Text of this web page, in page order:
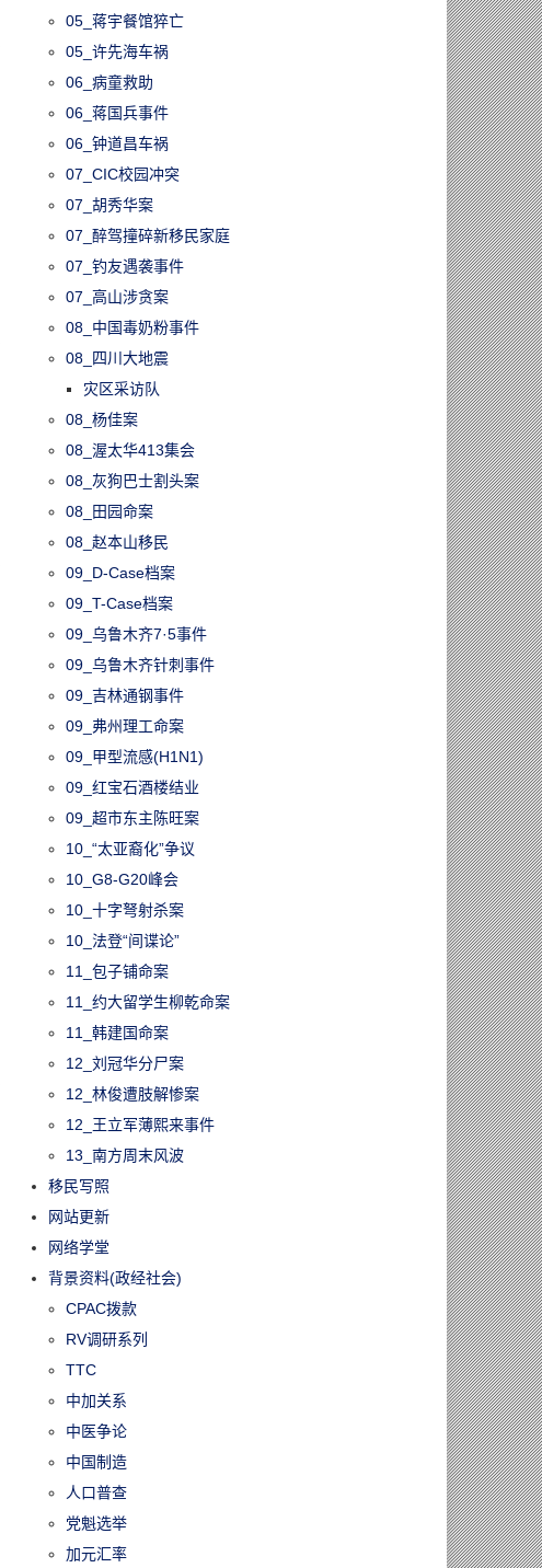
05_蒋宇餐馆猝亡
05_许先海车祸
06_病童救助
06_蒋国兵事件
06_钟道昌车祸
07_CIC校园冲突
07_胡秀华案
07_醉驾撞碎新移民家庭
07_钓友遇袭事件
07_高山涉贪案
08_中国毒奶粉事件
08_四川大地震
灾区采访队
08_杨佳案
08_渥太华413集会
08_灰狗巴士割头案
08_田园命案
08_赵本山移民
09_D-Case档案
09_T-Case档案
09_乌鲁木齐7·5事件
09_乌鲁木齐针刺事件
09_吉林通钢事件
09_弗州理工命案
09_甲型流感(H1N1)
09_红宝石酒楼结业
09_超市东主陈旺案
10_“太亚裔化”争议
10_G8-G20峰会
10_十字弩射杀案
10_法登“间谍论”
11_包子铺命案
11_约大留学生柳乾命案
11_韩建国命案
12_刘冠华分尸案
12_林俊遭肢解惨案
12_王立军薄熙来事件
13_南方周末风波
移民写照
网站更新
网络学堂
背景资料(政经社会)
CPAC拨款
RV调研系列
TTC
中加关系
中医争论
中国制造
人口普查
党魁选举
加元汇率